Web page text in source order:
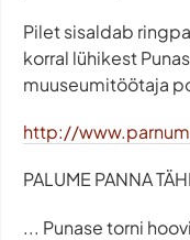
Pilet sisaldab
korral lühikest
muuseumitöötaja
http://
PALUME PANNA
... Punase torni